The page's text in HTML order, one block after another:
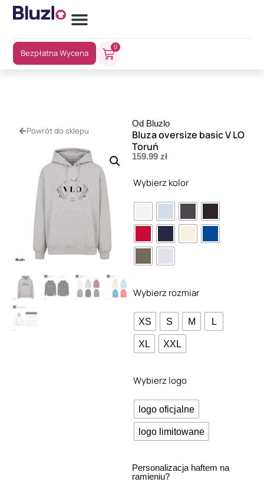
Bezpłatna Wycena
0
Powrót do sklepu
Od Bluzlo
Bluza oversize basic V LO
Toruń
159.99 zł
Wybierz kolor
Wybierz rozmiar
XS S M L
XL XXL
Wybierz logo
logo oficjalne
logo limitowane
Personalizacja haftem na
ramieniu?